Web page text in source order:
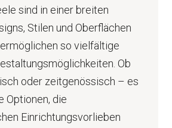
sind in einer breiten
Stilen und Oberflächen
so vielfältige
Ob
oder zeitgenössisch – es
Optionen, die
Einrichtungsvorlieben